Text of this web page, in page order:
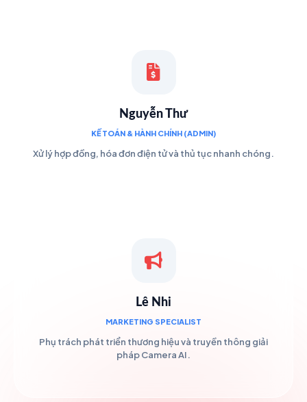
Nguyễn Thư
KẾ TOÁN & HÀNH CHÍNH (ADMIN)
Xử lý hợp đồng, hóa đơn điện tử và thủ tục nhanh chóng.
Lê Nhi
MARKETING SPECIALIST
Phụ trách phát triển thương hiệu và truyền thông giải
pháp Camera AI.